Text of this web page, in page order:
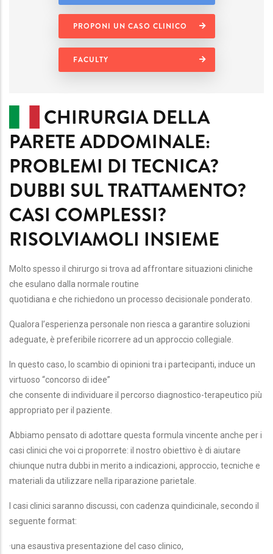
PROPONI UN CASO CLINICO
FACULTY
CHIRURGIA DELLA
PARETE ADDOMINALE:
PROBLEMI DI TECNICA?
DUBBI SUL TRATTAMENTO?
CASI COMPLESSI?
RISOLVIAMOLI INSIEME
Molto spesso il chirurgo si trova ad affrontare situazioni cliniche
che esulano dalla normale routine
quotidiana e che richiedono un processo decisionale ponderato.
Qualora l’esperienza personale non riesca a garantire soluzioni
adeguate, è preferibile ricorrere ad un approccio collegiale.
In questo caso, lo scambio di opinioni tra i partecipanti, induce un
virtuoso “concorso di idee”
che consente di individuare il percorso diagnostico-terapeutico più
appropriato per il paziente.
Abbiamo pensato di adottare questa formula vincente anche per i
casi clinici che voi ci proporrete: il nostro obiettivo è di aiutare
chiunque nutra dubbi in merito a indicazioni, approccio, tecniche e
materiali da utilizzare nella riparazione parietale.
I casi clinici saranno discussi, con cadenza quindicinale, secondo il
seguente format:
·una esaustiva presentazione del caso clinico,